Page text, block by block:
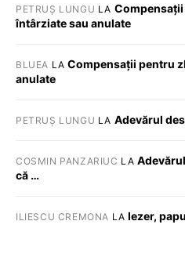
PETRUȘ LUNGU LA
întârziate sau anulate
BLUEA LACompensații pentru
anulate
PETRUȘ LUNGU LA Adevărul
COSMIN PANZARIUC LA
că …
ILIESCU CREMONA LAIezer,